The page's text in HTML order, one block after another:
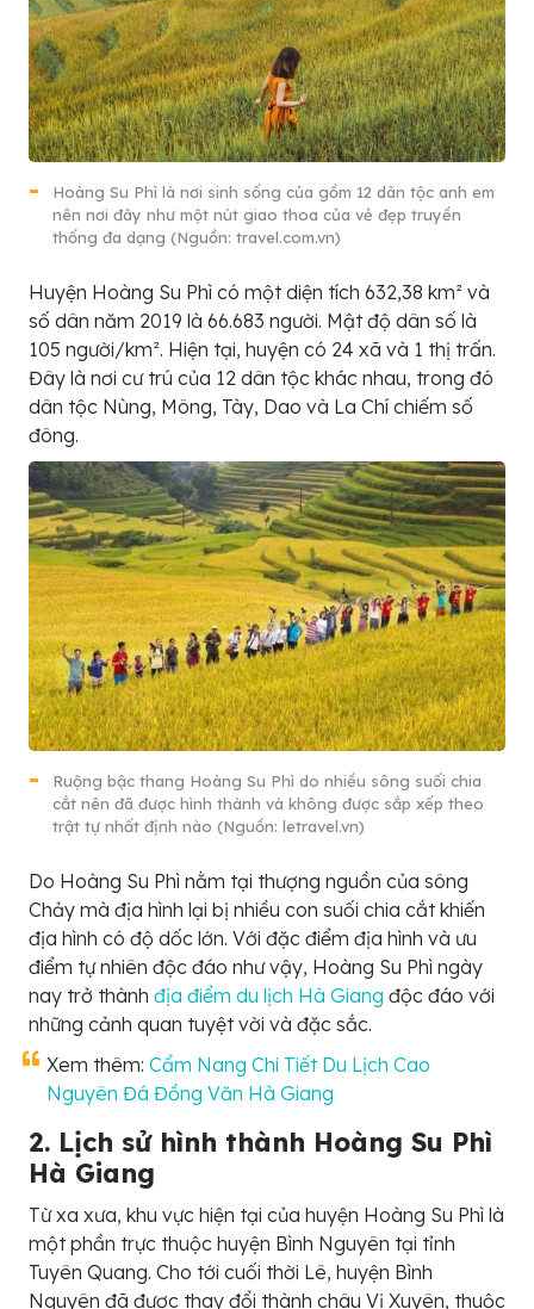
Hoàng Su Phì là nơi sinh sống của gồm 12 dân tộc anh em
nên nơi đây như một nút giao thoa của vẻ đẹp truyền
thống đa dạng (Nguồn: travel.com.vn)
Huyện Hoàng Su Phì có một diện tích 632,38 km² và
số dân năm 2019 là 66.683 người. Mật độ dân số là
105 người/km². Hiện tại, huyện có 24 xã và 1 thị trấn.
Đây là nơi cư trú của 12 dân tộc khác nhau, trong đó
dân tộc Nùng, Mông, Tày, Dao và La Chí chiếm số
đông.
Ruộng bậc thang Hoàng Su Phì do nhiều sông suối chia
cắt nên đã được hình thành và không được sắp xếp theo
trật tự nhất định nào (Nguồn: letravel.vn)
Do Hoàng Su Phì nằm tại thượng nguồn của sông
Chảy mà địa hình lại bị nhiều con suối chia cắt khiến
địa hình có độ dốc lớn. Với đặc điểm địa hình và ưu
điểm tự nhiên độc đáo như vậy, Hoàng Su Phì ngày
nay trở thành địa điểm du lịch Hà Giang độc đáo với
những cảnh quan tuyệt vời và đặc sắc.
Xem thêm: Cẩm Nang Chi Tiết Du Lịch Cao
Nguyên Đá Đồng Văn Hà Giang
2. Lịch sử hình thành Hoàng Su Phì
Hà Giang
Từ xa xưa, khu vực hiện tại của huyện Hoàng Su Phì là
một phần trực thuộc huyện Bình Nguyên tại tỉnh
Tuyên Quang. Cho tới cuối thời Lê, huyện Bình
Nguyên đã được thay đổi thành châu Vị Xuyên, thuộc